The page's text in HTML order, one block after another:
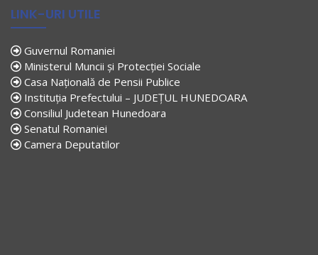
LINK-URI UTILE
Guvernul Romaniei
Ministerul Muncii și Protecției Sociale
Casa Națională de Pensii Publice
Instituția Prefectului – JUDEȚUL HUNEDOARA
Consiliul Judetean Hunedoara
Senatul Romaniei
Camera Deputatilor